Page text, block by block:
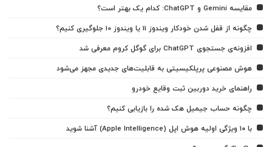
مقایسه Gemini و ChatGPT: کدام یک بهتر است؟
چگونه از قفل شدن خودکار ویندوز 11 یا ویندوز 10 جلوگیری کنیم؟
افزونه‌ی جستجوی ChatGPT برای گوگل کروم معرفی شد
هوش مصنوعی پرپلکیسیتی به قابلیت‌های جدیدی مجهز می‌شود
راهنمای خرید دوربین ثبت وقایع خودرو
چگونه حساب جیمیل هک شده را بازیابی کنیم؟
با ۱۰ ویژگی اولیه هوش اپل (Apple Intelligence) آشنا شوید